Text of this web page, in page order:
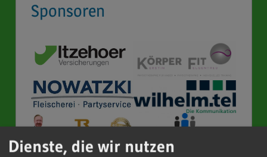
Sponsoren
Dienste, die wir nutzen